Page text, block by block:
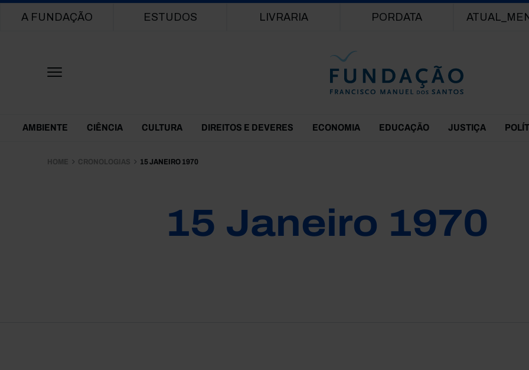
Main navigation
A FUNDAÇÃO ESTUDOS LIVRARIA PORDATA
Themes Menu
AMBIENTE CIÊNCIA CULTURA DIREITOS E DEVERES ECONOMIA EDUCAÇÃO JUSTIÇA
HOME CRONOLOGIAS 15 JANEIRO 1970
15 Janeiro 1970